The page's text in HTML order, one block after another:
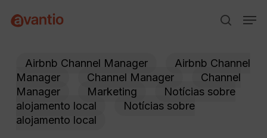
search
Airbnb Channel Manager
Airbnb Channel
Manager
Channel Manager
Channel
Manager
Marketing
Notícias sobre
alojamento local
Notícias sobre
alojamento local